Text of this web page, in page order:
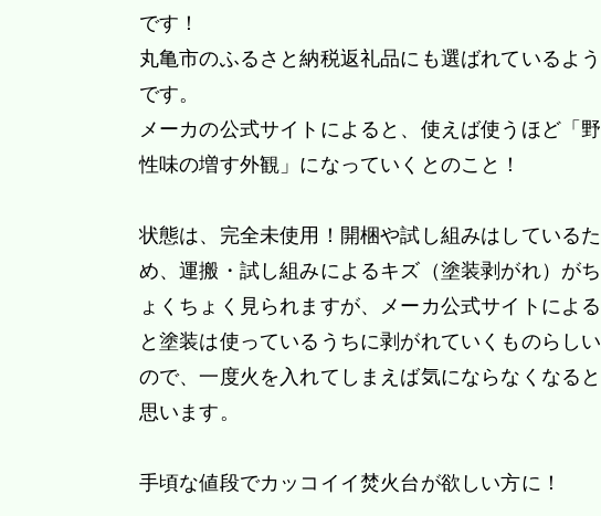
です！
丸亀市のふるさと納税返礼品にも選ばれているよう
です。
メーカの公式サイトによると、使えば使うほど「野
性味の増す外観」になっていくとのこと！
状態は、完全未使用！開梱や試し組みはしているた
め、運搬・試し組みによるキズ（塗装剥がれ）がち
ょくちょく見られますが、メーカ公式サイトによる
と塗装は使っているうちに剥がれていくものらしい
ので、一度火を入れてしまえば気にならなくなると
思います。
手頃な値段でカッコイイ焚火台が欲しい方に！